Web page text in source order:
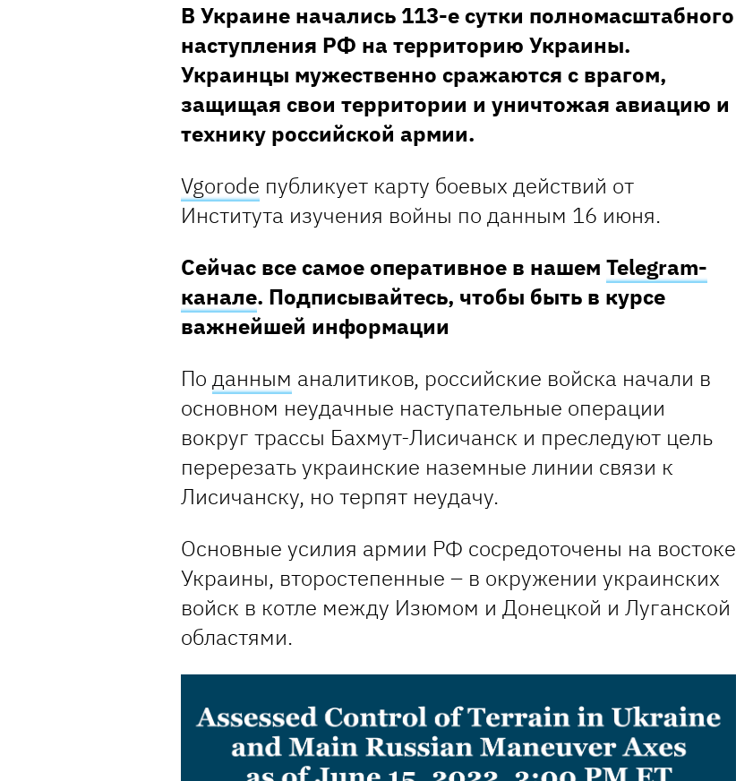
В Украине начались 113-е сутки полномасштабного
наступления РФ на территорию Украины.
Украинцы мужественно сражаются с врагом,
защищая свои территории и уничтожая авиацию и
технику российской армии.
Vgorode публикует карту боевых действий от
Института изучения войны по данным 16 июня.
Сейчас все самое оперативное в нашем Telegram-
канале. Подписывайтесь, чтобы быть в курсе
важнейшей информации
По данным аналитиков, российские войска начали в
основном неудачные наступательные операции
вокруг трассы Бахмут-Лисичанск и преследуют цель
перерезать украинские наземные линии связи к
Лисичанску, но терпят неудачу.
Основные усилия армии РФ сосредоточены на востоке
Украины, второстепенные – в окружении украинских
войск в котле между Изюмом и Донецкой и Луганской
областями.